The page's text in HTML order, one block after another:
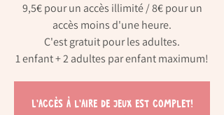
9,5€ pour un accès illimité / 8€ pour un
accès moins d'une heure.
C'est gratuit pour les adultes.
L'accès à l'aire de jeux est complet!